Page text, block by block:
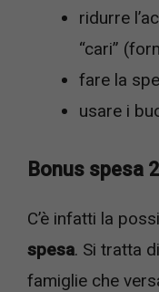
ridurre
“cari”
fare la
usare i
Bonus spesa
C’è infatti la
spesa. Si tratta
famiglie che